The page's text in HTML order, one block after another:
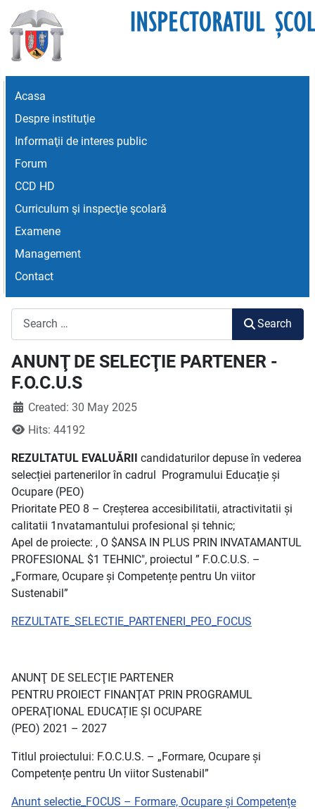
Acasa
Despre instituţie
Informaţii de interes public
Forum
CCD HD
Curriculum şi inspecţie şcolară
Examene
Management
Contact
Search
ANUNŢ DE SELECŢIE PARTENER -
F.O.C.U.S
Created: 30 May 2025
Hits: 44192
REZULTATUL EVALUĂRII candidaturilor depuse în vederea
selecției partenerilor în cadrul Programului Educație și
Ocupare (PEO)
Prioritate PEO 8 – Creșterea accesibilitatii, atractivitatii și
calitatii 1nvatamantului profesional și tehnic;
Apel de proiecte: , O $ANSA IN PLUS PRIN INVATAMANTUL
PROFESIONAL $1 TEHNIC", proiectul ” F.O.C.U.S. –
„Formare, Ocupare și Competențe pentru Un viitor
Sustenabil”
REZULTATE_SELECTIE_PARTENERI_PEO_FOCUS
ANUNŢ DE SELECŢIE PARTENER
PENTRU PROIECT FINANŢAT PRIN PROGRAMUL
OPERAŢIONAL EDUCAȚIE ȘI OCUPARE
(PEO) 2021 – 2027
Titlul proiectului: F.O.C.U.S. – „Formare, Ocupare și
Competențe pentru Un viitor Sustenabil”
Anunt selectie_FOCUS – Formare, Ocupare și Competențe